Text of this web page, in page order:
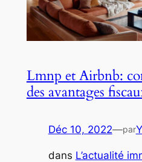
Lmnp et Airbnb:
des avantages
Déc 10, 2022—par
dans L’actualité